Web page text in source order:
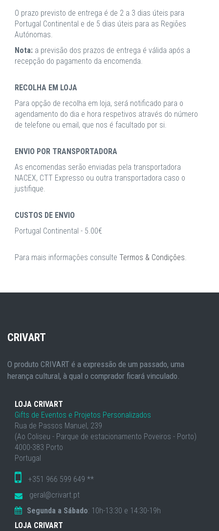
O prazo previsto de entrega é de 2 a 3 dias úteis para
Portugal Continental e de 5 dias úteis para as Regiões
Autónomas.
Nota: a previsão dos prazos de entrega é válida após a
recepção do pagamento da encomenda.
RECOLHA EM LOJA
Para opção de recolha em loja, será notificado para o
agendamento do dia e hora respetivos através do número
de telefone ou email, que nos é facultado por si.
ENVIO POR TRANSPORTADORA
As encomendas serão enviadas pela transportadora
NACEX, CTT Expresso ou outra transportadora caso o
justifique.
CUSTOS DE ENVIO
Portugal Continental - 5.00€
Para mais informações consulte Termos & Condições.
CRIVART
O produto CRIVART é a expressão de um passado, uma
herança cultural, à qual o comprador ficará vinculado.
LOJA CRIVART
Gifts de Eventos e Projetos Personalizados
Rua de Passos Manuel, 239
(Ao Coliseu - Parque de estacionamento Poveiros - Porto)
4000-383 Porto
Portugal
+351 966 599 649 **
geral@crivart.pt
Segunda a Sábado: 10h-13:30 e 14:30-19h
LOJA CRIVART